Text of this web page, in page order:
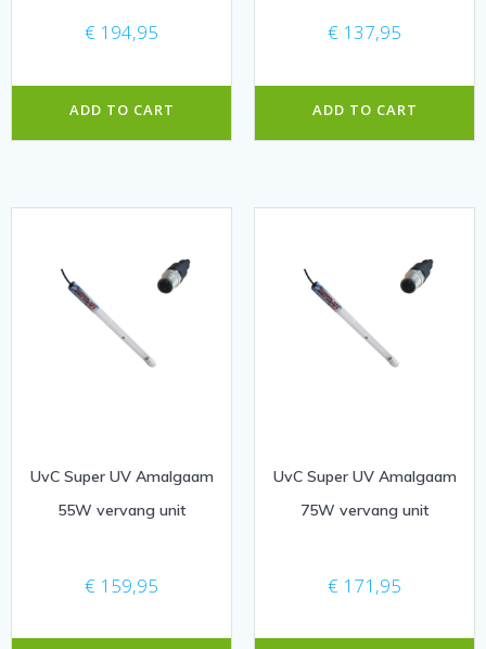
€ 194,95
ADD TO CART
€ 137,95
ADD TO CART
UvC Super UV Amalgaam
55W vervang unit
€ 159,95
UvC Super UV Amalgaam
75W vervang unit
€ 171,95